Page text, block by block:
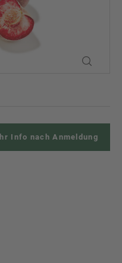
Info nach Anmeldung